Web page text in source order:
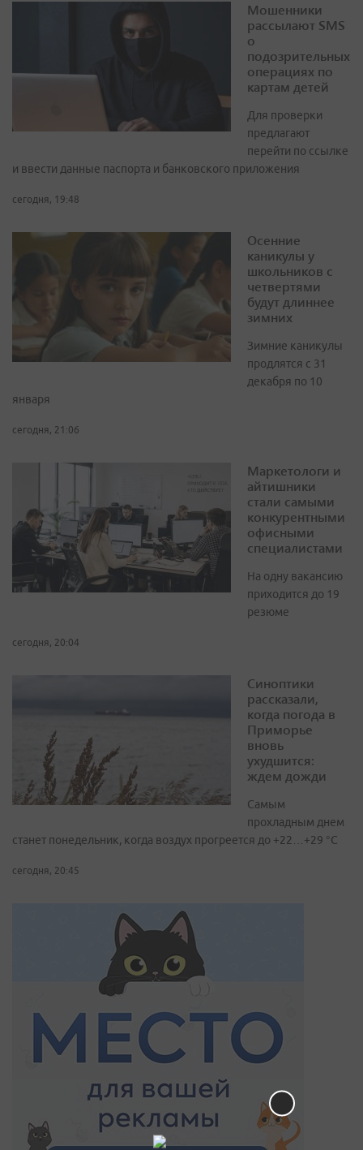
Мошенники
рассылают SMS
о
подозрительных
операциях по
картам детей
Для проверки
предлагают
перейти по ссылке
и ввести данные паспорта и банковского приложения
сегодня, 19:48
Осенние
каникулы у
школьников с
четвертями
будут длиннее
зимних
Зимние каникулы
продлятся с 31
декабря по 10
января
сегодня, 21:06
Маркетологи и
айтишники
стали самыми
конкурентными
офисными
специалистами
На одну вакансию
приходится до 19
резюме
сегодня, 20:04
Синоптики
рассказали,
когда погода в
Приморье
вновь
ухудшится:
ждем дожди
Самым
прохладным днем
станет понедельник, когда воздух прогреется до +22…+29 °С
сегодня, 20:45